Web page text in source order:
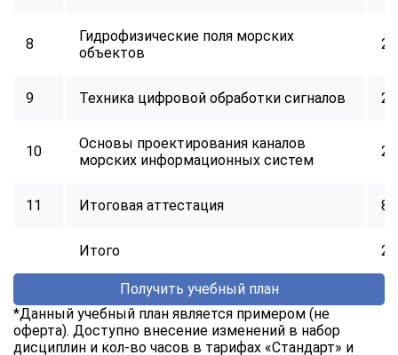
8
Гидрофизические поля морских
объектов
24
9 Техника цифровой обработки сигналов 24
10
Основы проектирования каналов
морских информационных систем
24
11 Итоговая аттестация 8
Итого
Получить учебный план
*Данный учебный план является примером (не
оферта). Доступно внесение изменений в набор
дисциплин и кол-во часов в тарифах «Стандарт» и
online
Свяжитесь с нами через любой удобный мессенджер!
Telegram WhatsApp